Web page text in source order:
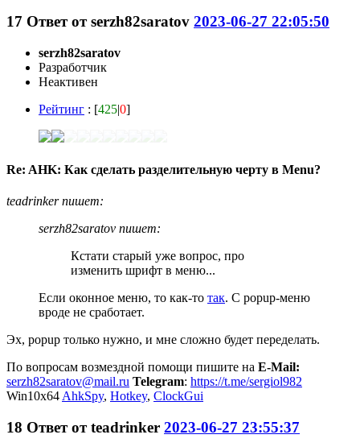
17 Ответ отserzh82saratov 2023-06-27 22:05:50
serzh82saratov
Разработчик
Неактивен
Рейтинг : [425|0]
Re: AHK: Как сделать разделительную черту в Menu?
teadrinker пишет:
serzh82saratov пишет:
Кстати старый уже вопрос, про
изменить шрифт в меню...
Если оконное меню, то как-то так. С popup-меню
вроде не сработает.
Эх, popup только нужно, и мне сложно будет переделать.
По вопросам возмездной помощи пишите на E-Mail:
serzh82saratov@mail.ru Telegram: https://t.me/sergiol982
Win10x64AhkSpy, Hotkey, ClockGui
18 Ответ отteadrinker 2023-06-27 23:55:37